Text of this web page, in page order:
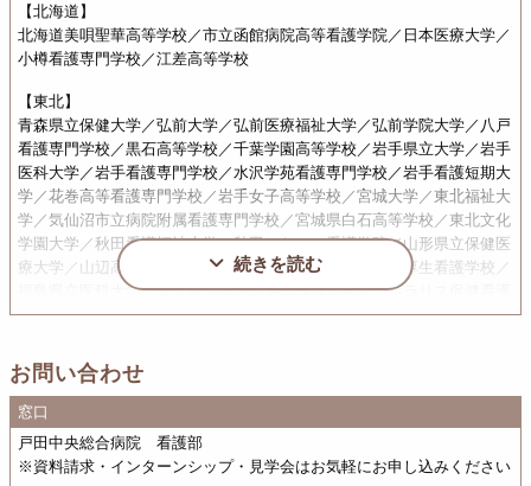
【北海道】
北海道美唄聖華高等学校／市立函館病院高等看護学院／日本医療大学／
小樽看護専門学校／江差高等学校
【東北】
青森県立保健大学／弘前大学／弘前医療福祉大学／弘前学院大学／八戸
看護専門学校／黒石高等学校／千葉学園高等学校／岩手県立大学／岩手
医科大学／岩手看護専門学校／水沢学苑看護専門学校／岩手看護短期大
学／花巻高等看護専門学校／岩手女子高等学校／宮城大学／東北福祉大
学／気仙沼市立病院附属看護専門学校／宮城県白石高等学校／東北文化
学園大学／秋田看護福祉大学／秋田しらかみ看護学院／山形県立保健医
療大学／山辺高等学校／三友堂病院看護専門学校／山形厚生看護学校／
福島県立医科大学／公立岩瀬病院附属高等看護学院／ポラリス保健看護
学院／相馬看護専門学校
岩瀬高等学校／国際医療福祉大学／国際ティビィシィ看護専門学校／栃
木県立衛生福祉大学校／マロニエ医療福祉専門学校／報徳看護専門学校
／群馬大学／群馬県立県民健康科学大学／桐生大学／高崎健康福祉大学
／群馬パース大学／群馬医療福祉大学／上武大学／伊勢崎敬愛看護学院
埼玉県立大学／東京家政大学／目白大学／西武文理大学／東都医療大学
続きを読む
お問い合わせ
窓口
戸田中央総合病院 看護部
※資料請求・インターンシップ・見学会はお気軽にお申し込みください